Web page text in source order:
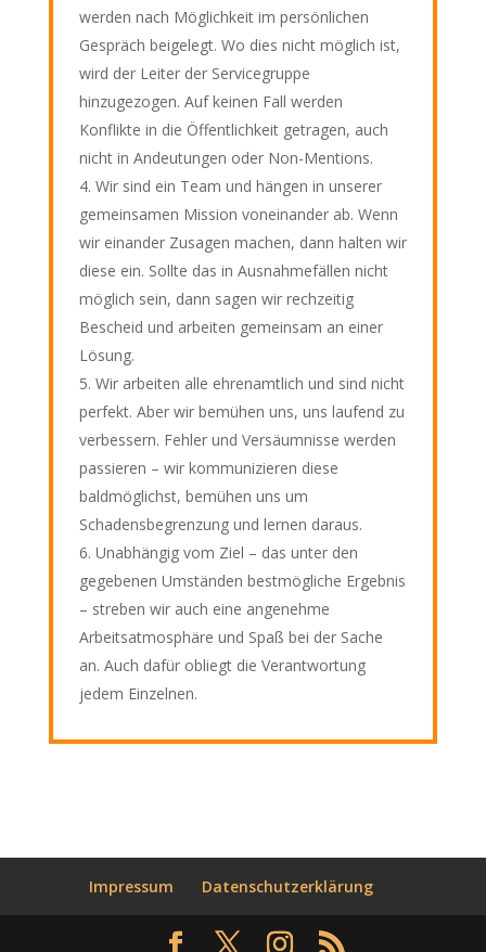
werden nach Möglichkeit im persönlichen
Gespräch beigelegt. Wo dies nicht möglich ist,
wird der Leiter der Servicegruppe
hinzugezogen. Auf keinen Fall werden
Konflikte in die Öffentlichkeit getragen, auch
nicht in Andeutungen oder Non-Mentions.
Wir sind ein Team und hängen in unserer
gemeinsamen Mission voneinander ab. Wenn
wir einander Zusagen machen, dann halten wir
diese ein. Sollte das in Ausnahmefällen nicht
möglich sein, dann sagen wir rechzeitig
Bescheid und arbeiten gemeinsam an einer
Lösung.
Wir arbeiten alle ehrenamtlich und sind nicht
perfekt. Aber wir bemühen uns, uns laufend zu
verbessern. Fehler und Versäumnisse werden
passieren – wir kommunizieren diese
baldmöglichst, bemühen uns um
Schadensbegrenzung und lernen daraus.
Unabhängig vom Ziel – das unter den
gegebenen Umständen bestmögliche Ergebnis
– streben wir auch eine angenehme
Arbeitsatmosphäre und Spaß bei der Sache
an. Auch dafür obliegt die Verantwortung
jedem Einzelnen.
Impressum Datenschutzerklärung